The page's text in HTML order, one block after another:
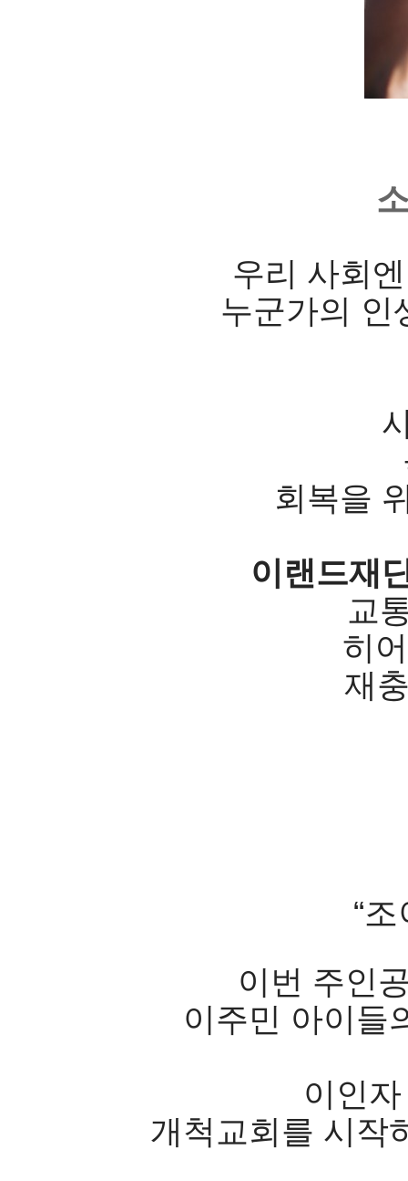
우리 사회
누군가의 인
회복을
이랜드재
교
히
재
“
이번 주인
이주민 아이들
이인
개척교회를 시작